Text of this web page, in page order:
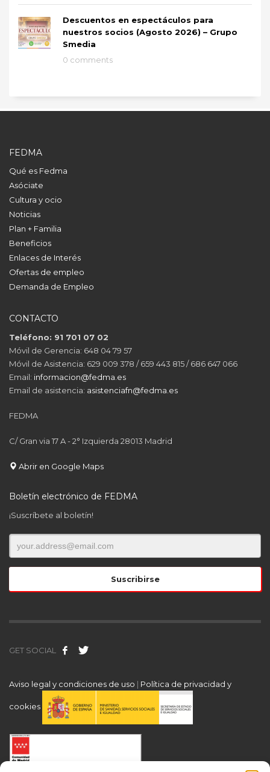
Descuentos en espectáculos para
nuestros socios (Agosto 2026) – Grupo
Smedia
0 comments
FEDMA
Qué es Fedma
Asóciate
Cultura y ocio
Noticias
Plan + Familia
Beneficios
Enlaces de Interés
Ofertas de empleo
Demanda de Empleo
CONTACTO
Teléfono: 91 701 07 02
Móvil de Gerencia: 648 04 79 57
Móvil de Asistencia: 629 009 378 / 659 443 815 / 686 647 066
Email: informacion@fedma.es
Email de asistencia: asistenciafn@fedma.es
FEDMA
C/ Gran via 17 A - 2° Izquierda 28013 Madrid
Abrir en Google Maps
Boletín electrónico de FEDMA
¡Suscríbete al boletín!
GET SOCIAL
Aviso legal y condiciones de uso | Política de privacidad y
cookies